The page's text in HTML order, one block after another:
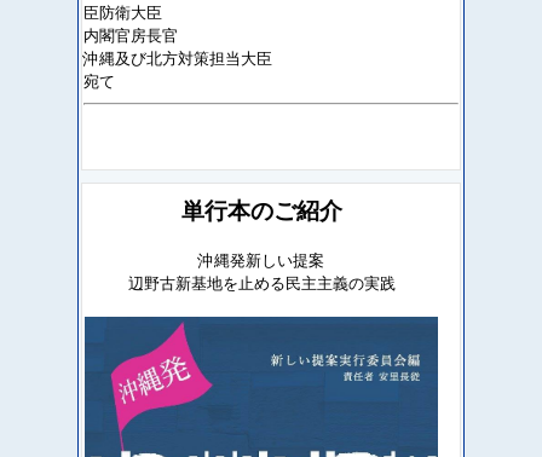
臣防衛大臣
内閣官房長官
沖縄及び北方対策担当大臣
宛て
単行本のご紹介
沖縄発新しい提案
辺野古新基地を止める民主主義の実践